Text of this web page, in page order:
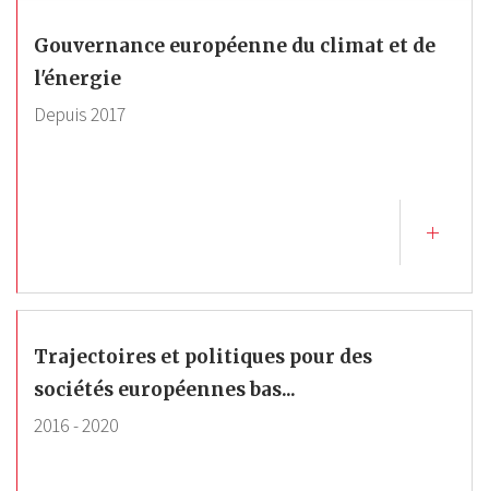
Gouvernance européenne du climat et de
l'énergie
Depuis2017
Trajectoires et politiques pour des
sociétés européennes bas...
2016-2020